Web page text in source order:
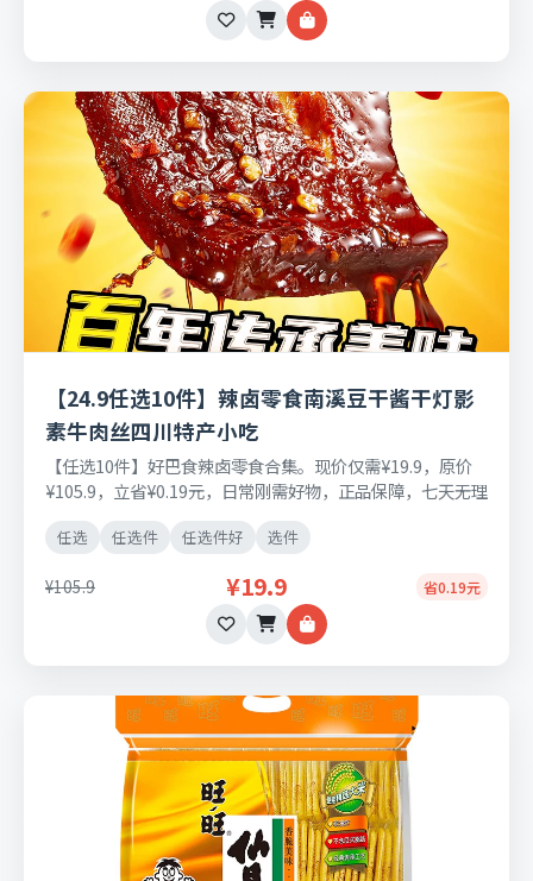
【24.9任选10件】辣卤零食南溪豆干酱干灯影
素牛肉丝四川特产小吃
【任选10件】好巴食辣卤零食合集。现价仅需¥19.9，原价
¥105.9，立省¥0.19元，日常刚需好物，正品保障，七天无理
任选 任选件 任选件好 选件
¥105.9 ¥19.9 省0.19元